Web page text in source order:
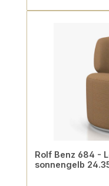
Rolf Benz 684 -
sonnengelb